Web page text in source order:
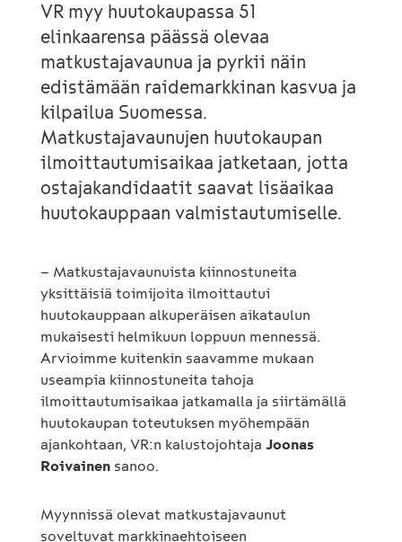
VR myy huutokaupassa 51
elinkaarensa päässä olevaa
matkustajavaunua ja pyrkii näin
edistämään raidemarkkinan kasvua ja
kilpailua Suomessa.
Matkustajavaunujen huutokaupan
ilmoittautumisaikaa jatketaan, jotta
ostajakandidaatit saavat lisäaikaa
huutokauppaan valmistautumiselle.
– Matkustajavaunuista kiinnostuneita
yksittäisiä toimijoita ilmoittautui
huutokauppaan alkuperäisen aikataulun
mukaisesti helmikuun loppuun mennessä.
Arvioimme kuitenkin saavamme mukaan
useampia kiinnostuneita tahoja
ilmoittautumisaikaa jatkamalla ja siirtämällä
huutokaupan toteutuksen myöhempään
ajankohtaan, VR:n kalustojohtaja Joonas
Roivainen sanoo.
Myynnissä olevat matkustajavaunut
soveltuvat markkinaehtoiseen